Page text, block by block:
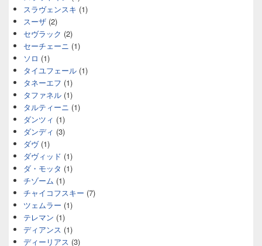
スラヴェンスキ (1)
スーザ (2)
セヴラック (2)
セーチェーニ (1)
ソロ (1)
タイユフェール (1)
タネーエフ (1)
タファネル (1)
タルティーニ (1)
ダンツィ (1)
ダンディ (3)
ダヴ(1)
ダヴィッド (1)
ダ・モッタ (1)
チゾーム (1)
チャイコフスキー (7)
ツェムラー (1)
テレマン (1)
ディアンス (1)
ディーリアス (3)